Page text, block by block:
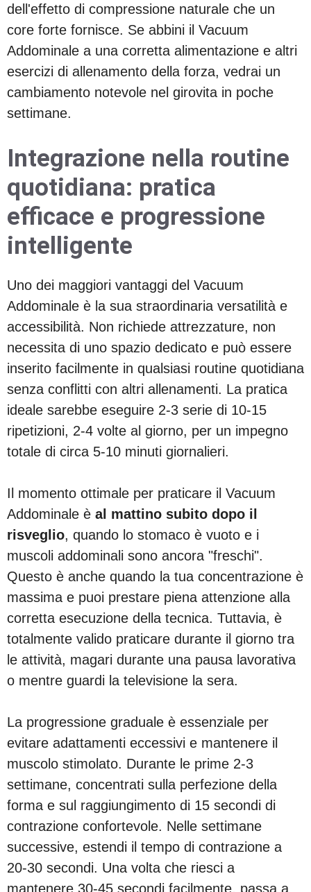
dell'effetto di compressione naturale che un
core forte fornisce. Se abbini il Vacuum
Addominale a una corretta alimentazione e altri
esercizi di allenamento della forza, vedrai un
cambiamento notevole nel girovita in poche
settimane.
Integrazione nella routine
quotidiana: pratica
efficace e progressione
intelligente
Uno dei maggiori vantaggi del Vacuum
Addominale è la sua straordinaria versatilità e
accessibilità. Non richiede attrezzature, non
necessita di uno spazio dedicato e può essere
inserito facilmente in qualsiasi routine quotidiana
senza conflitti con altri allenamenti. La pratica
ideale sarebbe eseguire 2-3 serie di 10-15
ripetizioni, 2-4 volte al giorno, per un impegno
totale di circa 5-10 minuti giornalieri.
Il momento ottimale per praticare il Vacuum
Addominale è al mattino subito dopo il
risveglio, quando lo stomaco è vuoto e i
muscoli addominali sono ancora "freschi".
Questo è anche quando la tua concentrazione è
massima e puoi prestare piena attenzione alla
corretta esecuzione della tecnica. Tuttavia, è
totalmente valido praticare durante il giorno tra
le attività, magari durante una pausa lavorativa
o mentre guardi la televisione la sera.
La progressione graduale è essenziale per
evitare adattamenti eccessivi e mantenere il
muscolo stimolato. Durante le prime 2-3
settimane, concentrati sulla perfezione della
forma e sul raggiungimento di 15 secondi di
contrazione confortevole. Nelle settimane
successive, estendi il tempo di contrazione a
20-30 secondi. Una volta che riesci a
mantenere 30-45 secondi facilmente, passa a